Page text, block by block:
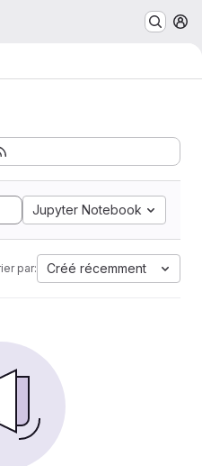
Jupyter Notebook
par: Créé récemment